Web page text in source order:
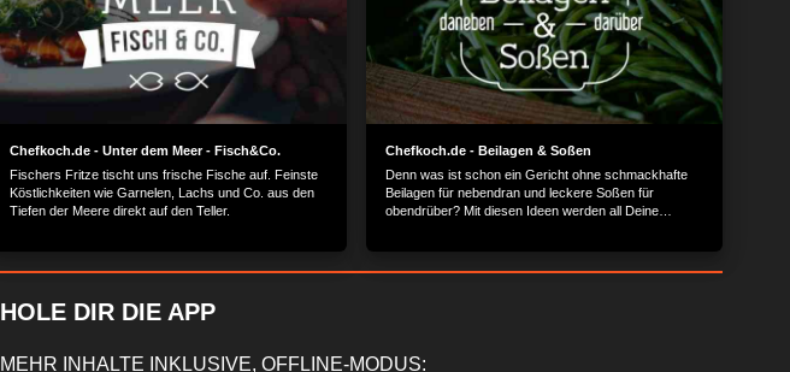
Chefkoch.de - Unter dem Meer - Fisch&Co.
Fischers Fritze tischt uns frische Fische auf. Feinste
Köstlichkeiten wie Garnelen, Lachs und Co. aus den
Tiefen der Meere direkt auf den Teller.
Chefkoch.de - Beilagen & Soßen
Denn was ist schon ein Gericht ohne schmackhafte
Beilagen für nebendran und leckere Soßen für
obendrüber? Mit diesen Ideen werden all Deine
HOLE DIR DIE APP
MEHR INHALTE INKLUSIVE, OFFLINE-MODUS: